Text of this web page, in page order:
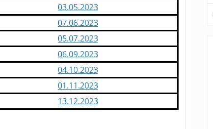
03.05.2023
07.06.2023
05.07.2023
06.09.2023
04.10.2023
01.11.2023
13.12.2023